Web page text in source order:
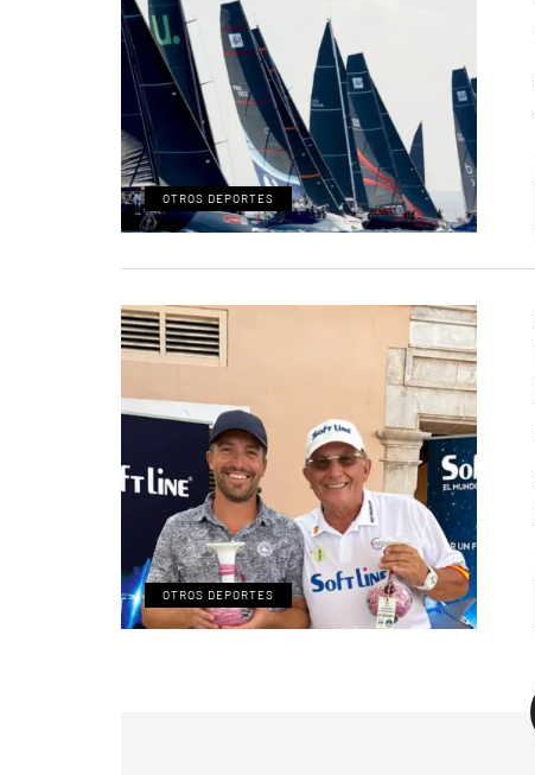
OTROS DEPORTES
OTROS DEPORTES